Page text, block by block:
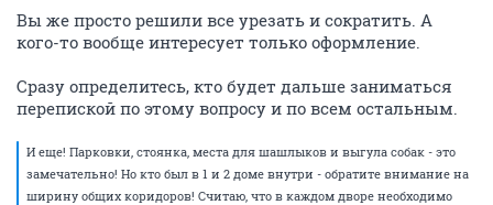
Вы же просто решили все урезать и сократить. А
кого-то вообще интересует только оформление.
Сразу определитесь, кто будет дальше заниматься
перепиской по этому вопросу и по всем остальным.
И еще! Парковки, стоянка, места для шашлыков и выгула собак - это
замечательно! Но кто был в 1 и 2 доме внутри - обратите внимание на
ширину общих коридоров! Считаю, что в каждом дворе необходимо